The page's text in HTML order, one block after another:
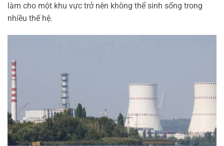
làm cho một khu vực trở nên không thể sinh sống trong
nhiều thế hệ.